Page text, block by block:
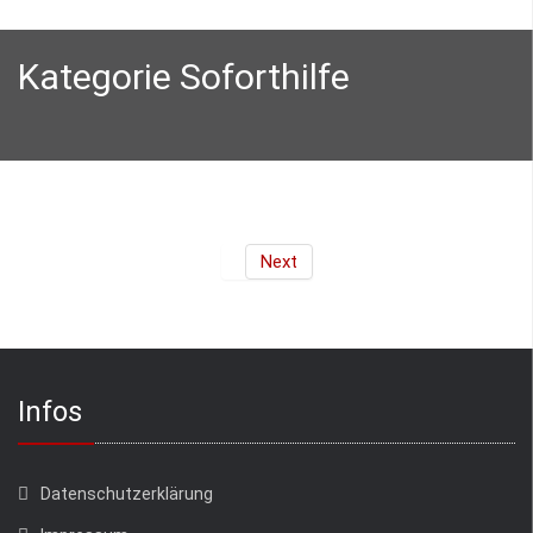
Kategorie Soforthilfe
Next
Infos
Datenschutzerklärung